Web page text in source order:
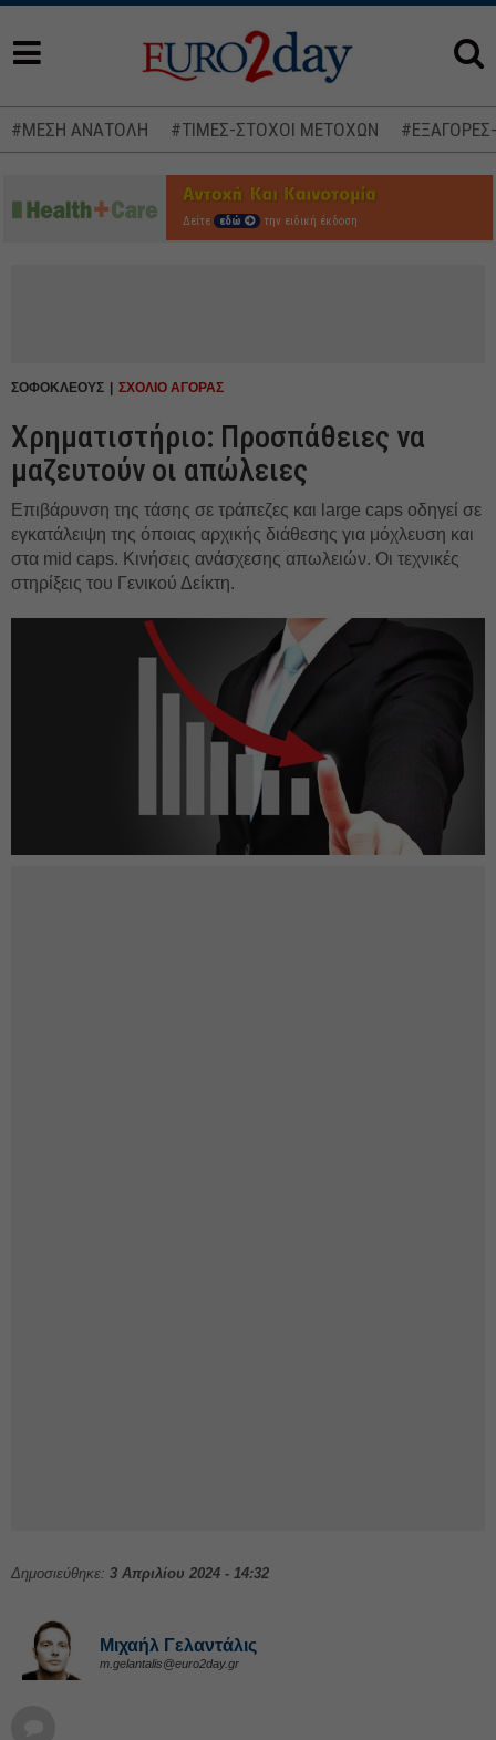
#ΜΕΣΗ ΑΝΑΤΟΛΗ #ΤΙΜΕΣ-ΣΤΟΧΟΙ ΜΕΤΟΧΩΝ
Δείτε εδώ την ειδική έκδοση
ΣΟΦΟΚΛΕΟΥΣ ΣΧΟΛΙΟ ΑΓΟΡΑΣ
Χρηματιστήριο: Προσπάθειες να
μαζευτούν οι απώλειες
Επιβάρυνση της τάσης σε τράπεζες και large caps οδηγεί σε
εγκατάλειψη της όποιας αρχικής διάθεσης για μόχλευση και
στα mid caps. Κινήσεις ανάσχεσης απωλειών. Οι τεχνικές
στηρίξεις του Γενικού Δείκτη.
Δημοσιεύθηκε: 3 Απριλίου 2024 - 14:32
Μιχαήλ Γελαντάλις
m.gelantalis@euro2day.gr